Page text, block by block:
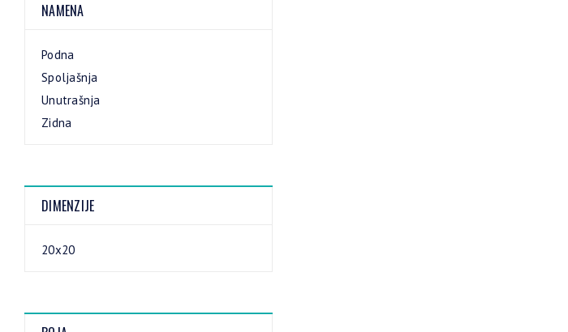
NAMENA
Podna
Spoljašnja
Unutrašnja
Zidna
DIMENZIJE
20x20